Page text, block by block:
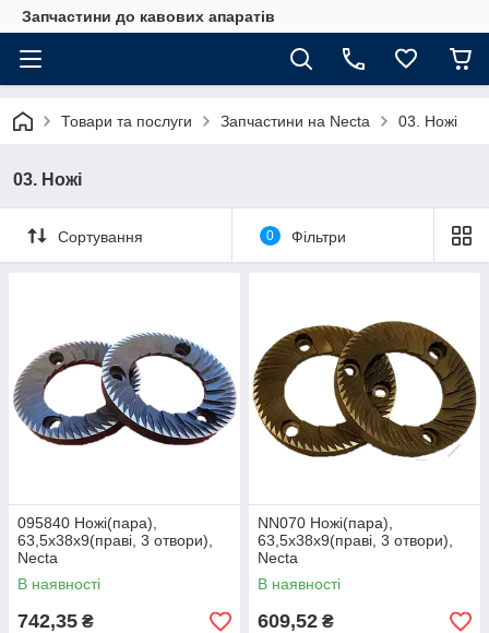
Запчастини до кавових апаратів
Товари та послуги Запчастини на Necta 03. Ножі
03. Ножі
Сортування 0 Фільтри
095840 Ножі(пара),
63,5х38х9(праві, 3 отвори),
Necta
В наявності
742,35 ₴
NN070 Ножі(пара),
63,5х38х9(праві, 3 отвори),
Necta
В наявності
609,52 ₴